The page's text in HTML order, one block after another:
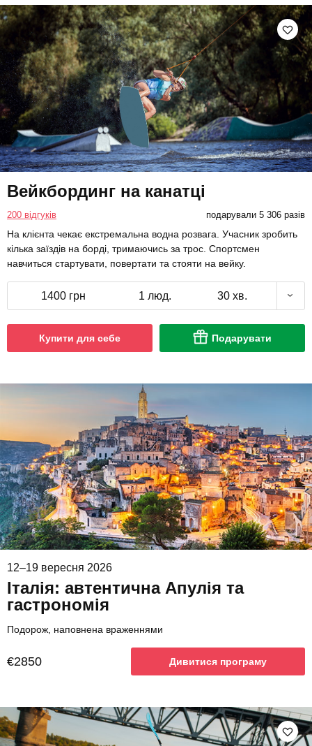
Вейкбординг на канатці
200 відгуків подарували 5 306 разів
На клієнта чекає екстремальна водна розвага. Учасник зробить
кілька заїздів на борді, тримаючись за трос. Спортсмен
навчиться стартувати, повертати та стояти на вейку.
1400 грн 1 люд. 30 хв.
Купити для себе Подарувати
12–19 вересня 2026
Італія: автентична Апулія та
гастрономія
Подорож, наповнена враженнями
€2850 Дивитися програму